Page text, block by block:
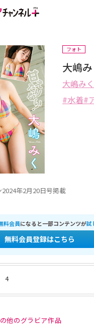
フォト
大嶋
大嶋みく
水着
年2月20日号掲載
料会員になると一部コンテンツが試
無料会員登録はこちら
4
他のグラビア作品